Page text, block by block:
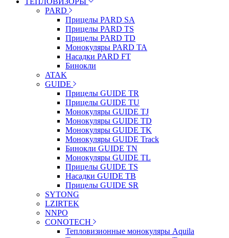
PARD
Прицелы PARD SA
Прицелы PARD TS
Прицелы PARD TD
Монокуляры PARD TA
Насадки PARD FT
Бинокли
ATAK
GUIDE
Прицелы GUIDE TR
Прицелы GUIDE TU
Монокуляры GUIDE TJ
Монокуляры GUIDE TD
Монокуляры GUIDE TK
Монокуляры GUIDE Track
Бинокли GUIDE TN
Монокуляры GUIDE TL
Прицелы GUIDE TS
Насадки GUIDE TB
Прицелы GUIDE SR
SYTONG
LZIRTEK
NNPO
CONOTECH
Тепловизионные монокуляры Aquila